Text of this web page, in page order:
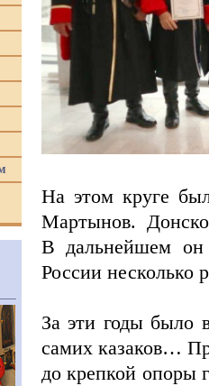
На этом круге
Мартынов.
В дальнейшем он
России несколько
За эти годы было
самих казаков…
до крепкой опоры